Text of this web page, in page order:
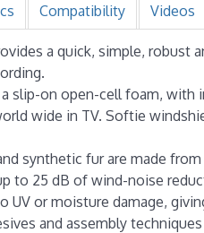
Compatibility Videos
a quick, simple,
slip-on open-cell foam,
wide in TV. Softie
synthetic fur are made
to 25 dB of wind-noise
UV or moisture damage,
and assembly